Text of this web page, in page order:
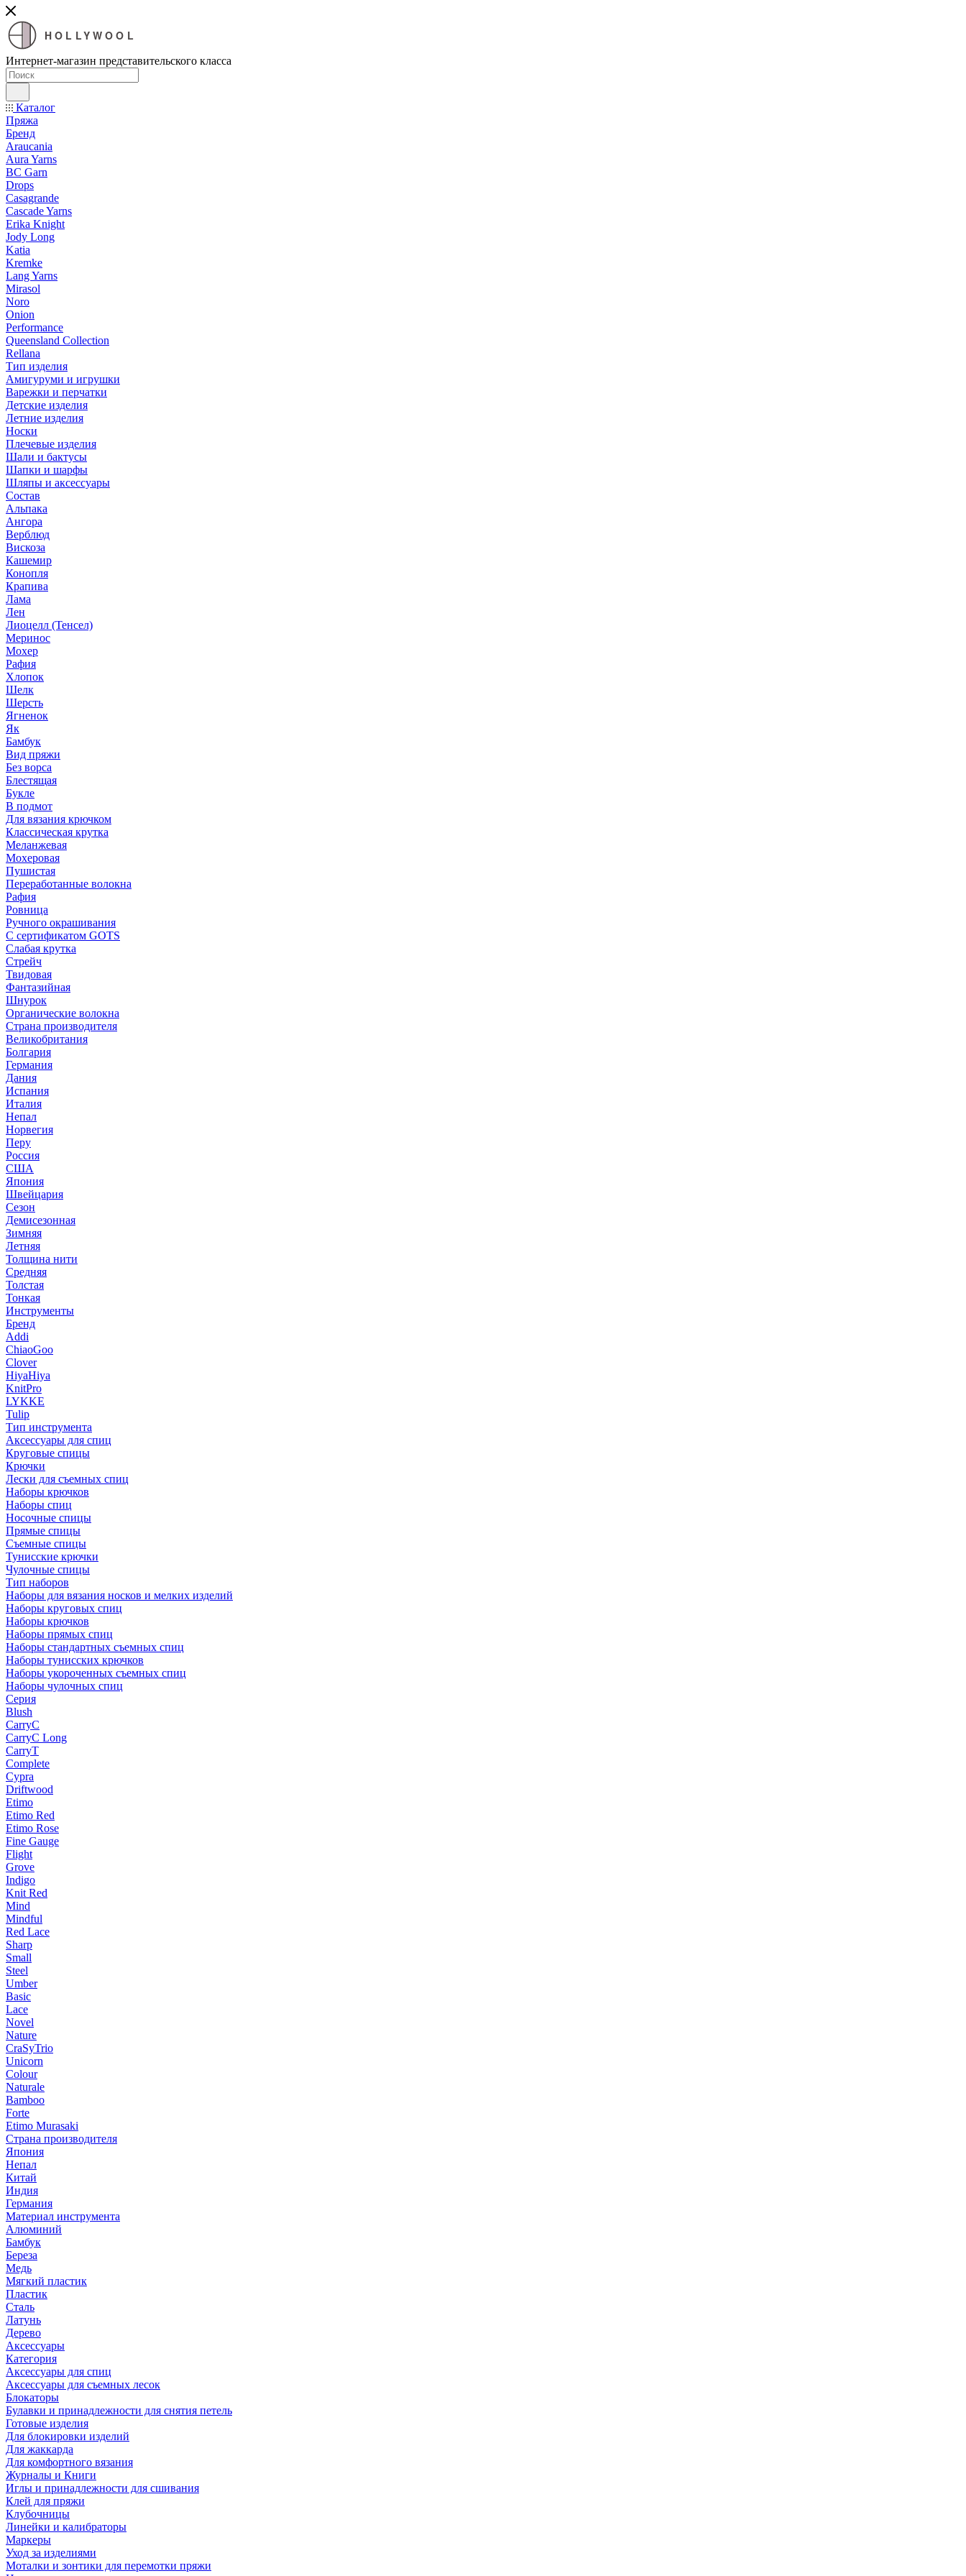
HOLLYWOOL
Интернет-магазин представительского класса
Каталог
Пряжа
Бренд
Araucania
Aura Yarns
BC Garn
Drops
Casagrande
Cascade Yarns
Erika Knight
Jody Long
Katia
Kremke
Lang Yarns
Mirasol
Noro
Onion
Performance
Queensland Collection
Rellana
Тип изделия
Амигуруми и игрушки
Варежки и перчатки
Детские изделия
Летние изделия
Носки
Плечевые изделия
Шали и бактусы
Шапки и шарфы
Шляпы и аксессуары
Состав
Альпака
Ангора
Верблюд
Вискоза
Кашемир
Конопля
Крапива
Лама
Лен
Лиоцелл (Тенсел)
Меринос
Мохер
Рафия
Хлопок
Шелк
Шерсть
Ягненок
Як
Бамбук
Вид пряжи
Без ворса
Блестящая
Букле
В подмот
Для вязания крючком
Классическая крутка
Меланжевая
Мохеровая
Пушистая
Переработанные волокна
Рафия
Ровница
Ручного окрашивания
С сертификатом GOTS
Слабая крутка
Стрейч
Твидовая
Фантазийная
Шнурок
Органические волокна
Страна производителя
Великобритания
Болгария
Германия
Дания
Испания
Италия
Непал
Норвегия
Перу
Россия
США
Япония
Швейцария
Сезон
Демисезонная
Зимняя
Летняя
Толщина нити
Средняя
Толстая
Тонкая
Инструменты
Бренд
Addi
ChiaoGoo
Clover
HiyaHiya
KnitPro
LYKKE
Tulip
Тип инструмента
Аксессуары для спиц
Круговые спицы
Крючки
Лески для съемных спиц
Наборы крючков
Наборы спиц
Носочные спицы
Прямые спицы
Съемные спицы
Тунисские крючки
Чулочные спицы
Тип наборов
Наборы для вязания носков и мелких изделий
Наборы круговых спиц
Наборы крючков
Наборы прямых спиц
Наборы стандартных съемных спиц
Наборы тунисских крючков
Наборы укороченных съемных спиц
Наборы чулочных спиц
Серия
Blush
CarryC
CarryC Long
CarryT
Complete
Cypra
Driftwood
Etimo
Etimo Red
Etimo Rose
Fine Gauge
Flight
Grove
Indigo
Knit Red
Mind
Mindful
Red Lace
Sharp
Small
Steel
Umber
Basic
Lace
Novel
Nature
CraSyTrio
Unicorn
Colour
Naturale
Bamboo
Forte
Etimo Murasaki
Страна производителя
Япония
Непал
Китай
Индия
Германия
Материал инструмента
Алюминий
Бамбук
Береза
Медь
Мягкий пластик
Пластик
Сталь
Латунь
Дерево
Аксессуары
Категория
Аксессуары для спиц
Аксессуары для съемных лесок
Блокаторы
Булавки и принадлежности для снятия петель
Готовые изделия
Для блокировки изделий
Для жаккарда
Для комфортного вязания
Журналы и Книги
Иглы и принадлежности для сшивания
Клей для пряжи
Клубочницы
Линейки и калибраторы
Маркеры
Уход за изделиями
Моталки и зонтики для перемотки пряжи